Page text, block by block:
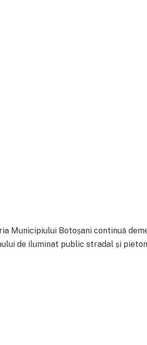
Municipiului Botoșani continuă
de iluminat public stradal și